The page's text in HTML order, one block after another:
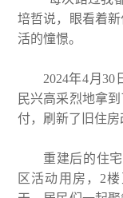
培哲说，眼看着
活的憧憬。
2024年4月30日
民兴高采烈地拿
付，刷新了旧住房
重建后的住宅
区活动用房，2